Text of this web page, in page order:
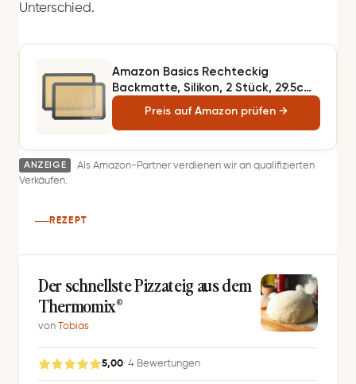
Unterschied.
Amazon Basics Rechteckig
Backmatte, Silikon, 2 Stück, 29.5cm
x 42.0cm, Beige/Grau
Preis auf Amazon prüfen →
ANZEIGE
Als Amazon-Partner verdienen wir an qualifizierten
Verkäufen.
REZEPT
Der schnellste Pizzateig aus dem
Thermomix®
von Tobias
5,00· 4 Bewertungen